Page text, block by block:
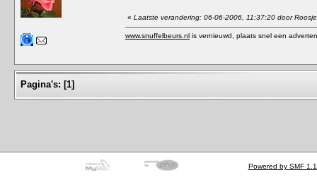
« Laatste verandering: 06-06-2006, 11:37:20 door Roosje
www.snuffelbeurs.nl is vernieuwd, plaats snel een
Pagina's: [1]
Powered by SMF